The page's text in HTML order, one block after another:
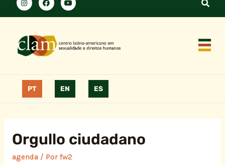
PT EN ES
Orgullo ciudadano
agenda/ Por fw2